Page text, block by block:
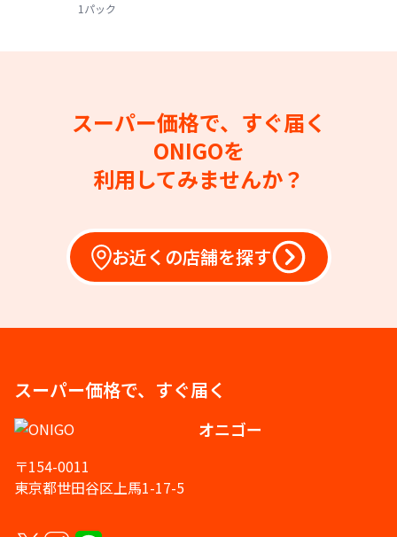
1パック
スーパー価格で、すぐ届く
ONIGOを
利用してみませんか？
お近くの店舗を探す
スーパー価格で、すぐ届く
オニゴー
〒154-0011
東京都世田谷区上馬1-17-5